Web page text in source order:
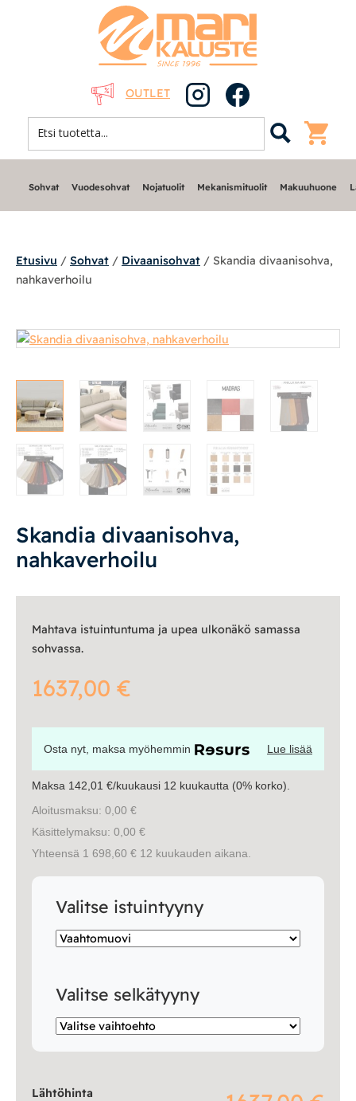
OUTLET
Modulisohvat
Avo- ja kulmasohvat
2-istuttavat sohvat
3-istuttavat sohvat
Divaanisohvat
Sohvan hoitoaineet
Nojatuolit
Makuuhuone
Pöydät ja tuolit
Säilytys
Työpöydät ja työtuolit
Matot
Ulkokalusteet
Valaisimet
Senioreille
Sohvat Vuodesohvat Nojatuolit Mekanismituolit Makuuhuone
Etusivu / Sohvat / Divaanisohvat / Skandia divaanisohva,
nahkaverhoilu
Skandia divaanisohva,
nahkaverhoilu
Mahtava istuintuntuma ja upea ulkonäkö samassa
sohvassa.
1637,00 €
Osta nyt, maksa myöhemmin Lue lisää
Maksa 142,01 €/kuukausi 12 kuukautta (0% korko).
Aloitusmaksu: 0,00 €
Käsittelymaksu: 0,00 €
Yhteensä 1 698,60 € 12 kuukauden aikana.
Valitse istuintyyny
Valitse selkätyyny
Lähtöhinta